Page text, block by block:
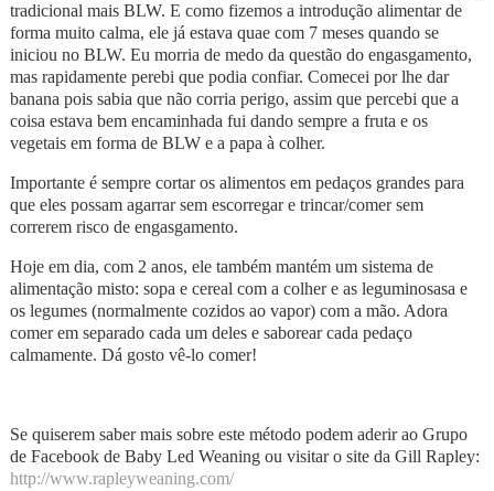
tradicional mais BLW. E como fizemos a introdução alimentar de
forma muito calma, ele já estava quae com 7 meses quando se
iniciou no BLW. Eu morria de medo da questão do engasgamento,
mas rapidamente perebi que podia confiar. Comecei por lhe dar
banana pois sabia que não corria perigo, assim que percebi que a
coisa estava bem encaminhada fui dando sempre a fruta e os
vegetais em forma de BLW e a papa à colher.
Importante é sempre cortar os alimentos em pedaços grandes para
que eles possam agarrar sem escorregar e trincar/comer sem
correrem risco de engasgamento.
Hoje em dia, com 2 anos, ele também mantém um sistema de
alimentação misto: sopa e cereal com a colher e as leguminosasa e
os legumes (normalmente cozidos ao vapor) com a mão. Adora
comer em separado cada um deles e saborear cada pedaço
calmamente. Dá gosto vê-lo comer!
Se quiserem saber mais sobre este método podem aderir ao Grupo
de Facebook de Baby Led Weaning ou visitar o site da Gill Rapley:
http://www.rapleyweaning.com/